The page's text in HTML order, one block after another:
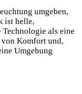
⁢umgeben,
‍ist helle,
als eine
Komfort und,
Umgebung